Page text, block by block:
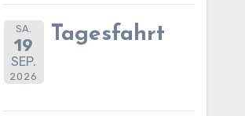
SA.
19
SEP.
2026
Tagesfahrt